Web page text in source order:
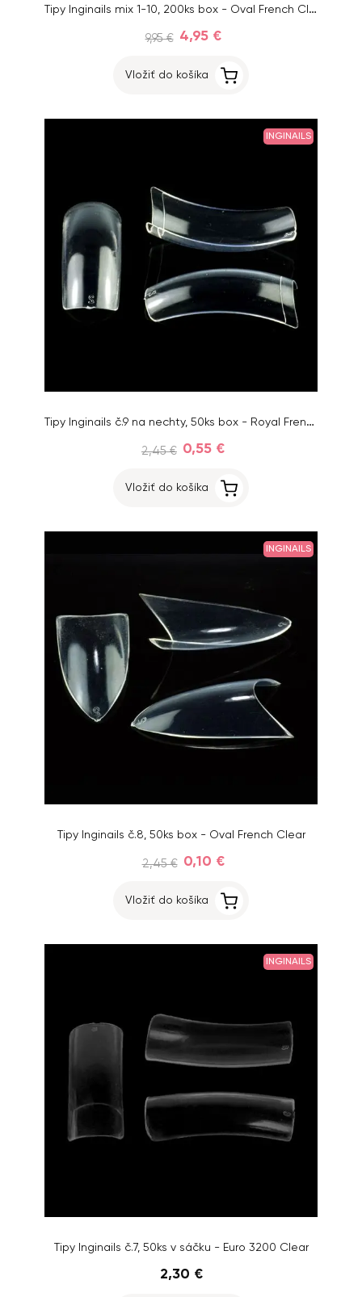
Tipy Inginails mix 1-10, 200ks box - Oval French Clear
9,95 € 4,95 €
Vložiť do košíka
INGINAILS
Tipy Inginails č.9 na nechty, 50ks box - Royal French Clear
2,45 € 0,55 €
Vložiť do košíka
INGINAILS
Tipy Inginails č.8, 50ks box - Oval French Clear
2,45 € 0,10 €
Vložiť do košíka
INGINAILS
Tipy Inginails č.7, 50ks v sáčku - Euro 3200 Clear
2,30 €